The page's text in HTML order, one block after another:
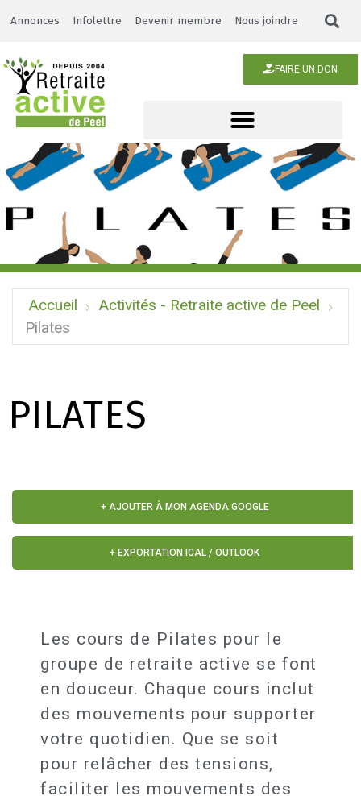
Annonces Infolettre Devenir membre Nous joindre
FAIRE UN DON
Accueil
Activités - Retraite active de Peel
Pilates
PILATES
+ AJOUTER À MON AGENDA GOOGLE
+ EXPORTATION ICAL / OUTLOOK
Les cours de Pilates pour le
groupe de retraite active se font
en douceur. Chaque cours inclut
des mouvements pour supporter
votre quotidien. Que se soit
pour relâcher des tensions,
faciliter les mouvements des